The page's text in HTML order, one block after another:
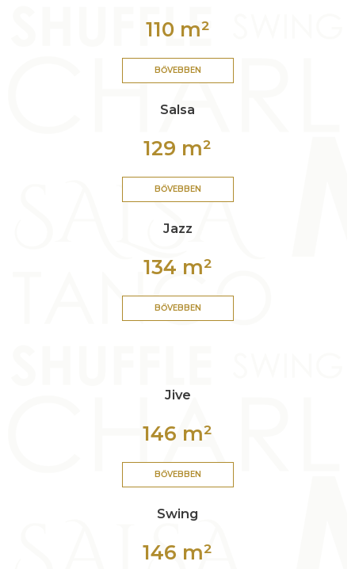
110 m²
BŐVEBBEN
Salsa
129 m²
BŐVEBBEN
Jazz
134 m²
BŐVEBBEN
Jive
146 m²
BŐVEBBEN
Swing
146 m²